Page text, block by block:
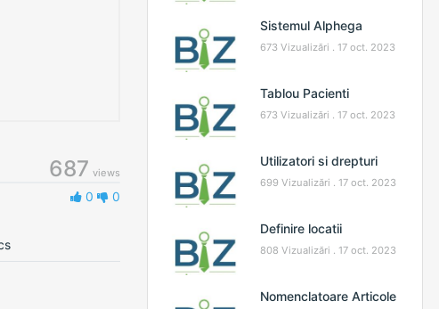
687 views
0 0
Sistemul Alphega
673 Vizualizări . 17 oct. 2023
Tablou Pacienti
673 Vizualizări . 17 oct. 2023
Utilizatori si drepturi
699 Vizualizări . 17 oct. 2023
Definire locatii
808 Vizualizări . 17 oct. 2023
Nomenclatoare Articole